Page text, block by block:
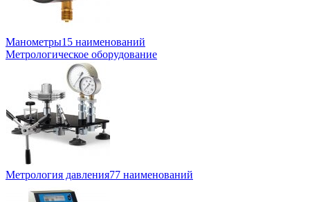
Манометры15 наименований
Метрологическое оборудование
Метрология давления77 наименований